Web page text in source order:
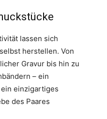
lassen sich
herstellen. Von
Gravur bis hin zu
– ein
einzigartiges
des Paares